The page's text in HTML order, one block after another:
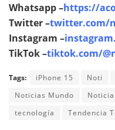
Whatsapp –https://
Twitter –twitter.com/
Instagram –
TikTok –tiktok.com/
Tags: iPhone 15 Noti
Noticias Mundo
tecnología
Tendencia